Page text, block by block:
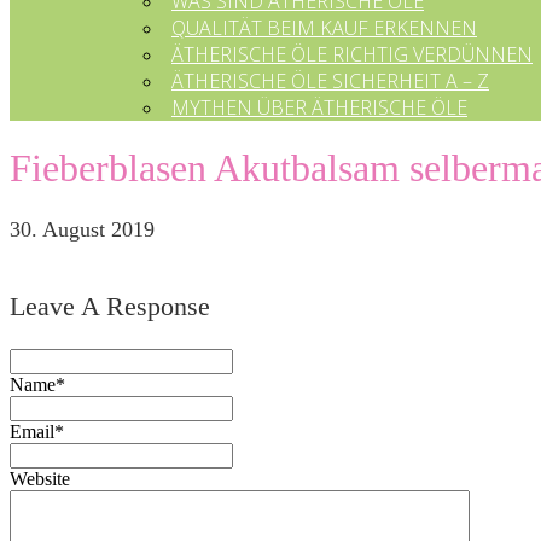
QUALITÄT BEIM KAUF ERKENNEN
ÄTHERISCHE ÖLE RICHTIG VERDÜNNEN
ÄTHERISCHE ÖLE SICHERHEIT A – Z
MYTHEN ÜBER ÄTHERISCHE ÖLE
Fieberblasen Akutbalsam
30. August 2019
Leave A Response
Name*
Email*
Website